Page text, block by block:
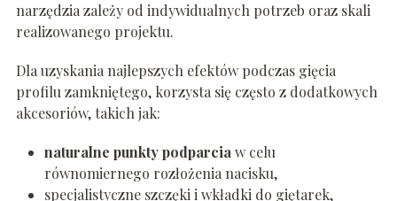
narzędzia zależy od indywidualnych potrzeb oraz skali
realizowanego projektu.
Dla uzyskania najlepszych efektów podczas gięcia
profilu zamkniętego, korzysta się często z dodatkowych
akcesoriów, takich jak:
naturalne punkty podparciaw celu
równomiernego rozłożenia nacisku,
specjalistyczne szczęki i wkładki do giętarek,